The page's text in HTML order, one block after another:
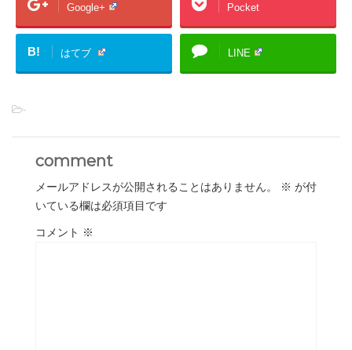
Google+ Pocket
B! はてブ LINE
-
comment
メールアドレスが公開されることはありません。 ※ が付
いている欄は必須項目です
コメント ※